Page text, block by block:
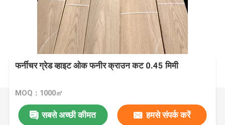
फर्नीचर ग्रेड व्हाइट ओक फनीर क्राउन कट 0.45 मिमी
MOQ：1000㎡
सबसे अच्छी कीमत हमसे संपर्क करें